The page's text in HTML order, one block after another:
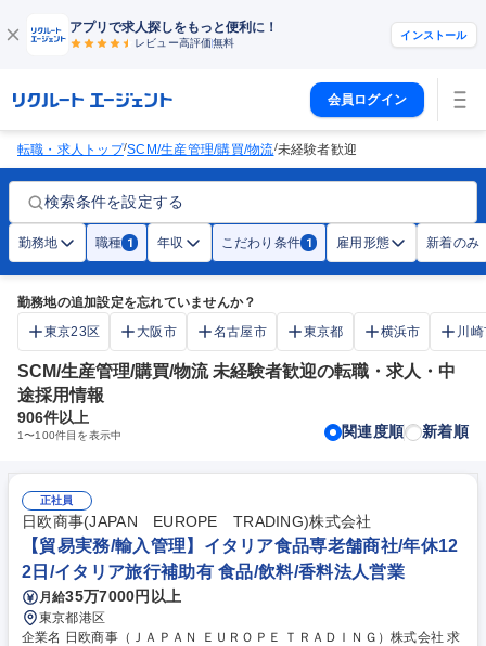
アプリで求人探しをもっと便利に！
レビュー高評価無料
インストール
会員ログイン
転職・求人トップ/SCM/生産管理/購買/物流/未経験者歓迎
検索条件を設定する
勤務地 職種 1 年収 こだわり条件 1 雇用形態 新着のみ
勤務地の追加設定を忘れていませんか？
東京23区
大阪市 名古屋市 東京都 横浜市 川
SCM/生産管理/購買/物流 未経験者歓迎の転職・求人・中
途採用情報
906件以上
1〜100件目を表示中 関連度順 新着順
正社員
日欧商事(JAPAN EUROPE TRADING)株式会社
【貿易実務/輸入管理】イタリア食品専老舗商社/年休12
2日/イタリア旅行補助有 食品/飲料/香料法人営業
月給35万7000円以上
東京都港区
企業名 日欧商事（ＪＡＰＡＮ ＥＵＲＯＰＥ ＴＲＡＤＩＮＧ）株式会社 求